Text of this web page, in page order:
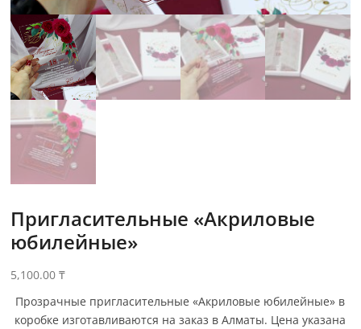
Пригласительные «Акриловые
юбилейные»
5,100.00₸
Прозрачные пригласительные «Акриловые юбилейные» в
коробке изготавливаются на заказ в Алматы. Цена указана